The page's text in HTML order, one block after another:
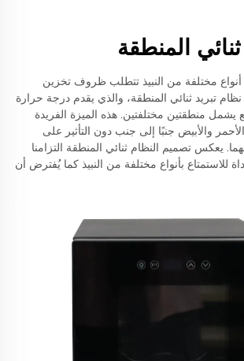
المنطقة
مختلفة من النبيذ تتطلب ظروف تخزين
تبريد ثنائي المنطقة، والذي يقدم درجة حرارة
يشمل منطقتين مختلفتين. هذه الميزة الفريدة
والأبيض جنبًا إلى جنب دون التأثير على
يعكس تصميم النظام ثنائي المنطقة التزامنا
للاستمتاع بأنواع مختلفة من النبيذ كما يُفترض أن